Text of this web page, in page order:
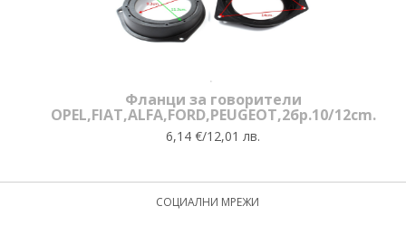
Фланци за говорители
OPEL,FIAT,ALFA,FORD,PEUGEOT,2бр.10/12cm.
6,14 €/12,01 лв.
СОЦИАЛНИ МРЕЖИ